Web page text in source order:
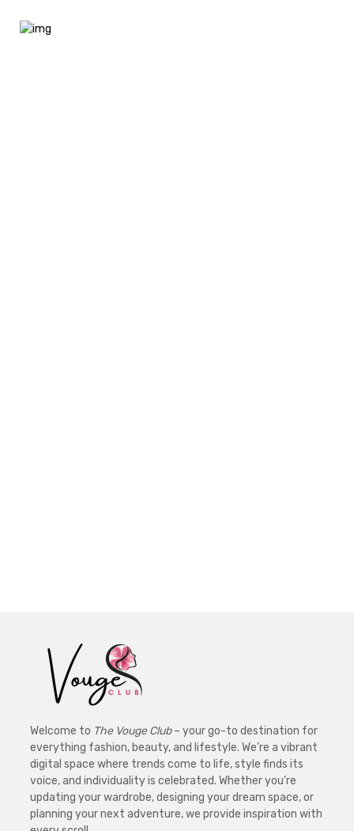
Welcome to The Vouge Club– your go-to destination for
everything fashion, beauty, and lifestyle. We’re a vibrant
digital space where trends come to life, style finds its
voice, and individuality is celebrated. Whether you’re
updating your wardrobe, designing your dream space, or
planning your next adventure, we provide inspiration with